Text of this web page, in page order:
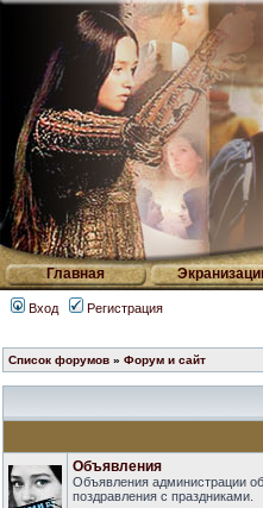
Главная
Вход Регистрация
Список форумов » Форум и сайт
Объявления
Объявления администрации
поздравления с праздниками.